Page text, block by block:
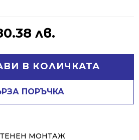
лв.
В КОЛИЧКАТА
ПОРЪЧКА
МОНТАЖ